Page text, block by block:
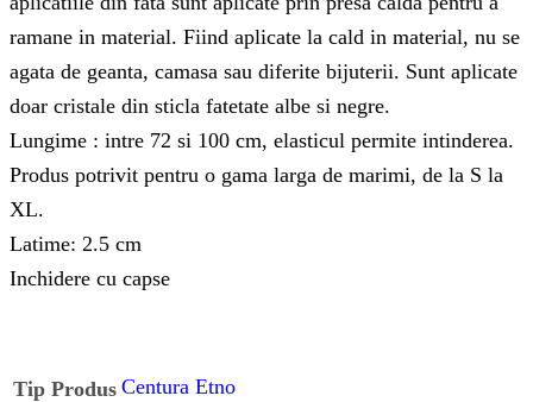
ramane in material. Fiind aplicate la cald in material, nu se
agata de geanta, camasa sau diferite bijuterii. Sunt aplicate
doar cristale din sticla fatetate albe si negre.
Lungime : intre 72 si 100 cm, elasticul permite intinderea.
Produs potrivit pentru o gama larga de marimi, de la S la
XL.
Latime: 2.5 cm
Inchidere cu capse
Tip Produs Centura Etno